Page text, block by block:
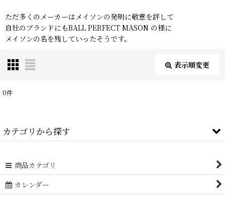
ただ多くのメーカーはメイソンの発明に敬意を評して
自社のブランドにもBALL PERFECT MASON の様に
メイソンの名を残していったそうです。
表示順変更
在庫あり
閉じる
0件
カテゴリから探す
BALL
商品カテゴリ
カレンダー